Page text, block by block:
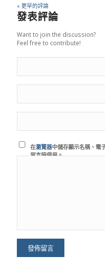
« 更早的評論
發表評論
Want to join the discussion?
Feel free to contribute!
在瀏覽器中儲存顯示名稱、電
留言時使用。